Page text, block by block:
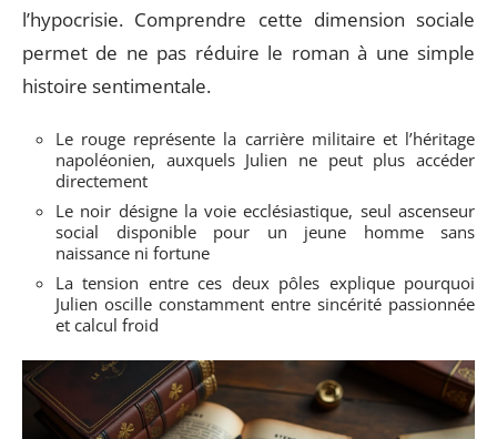
l’hypocrisie. Comprendre cette dimension sociale
permet de ne pas réduire le roman à une simple
histoire sentimentale.
Le rouge représente la carrière militaire et l’héritage
napoléonien, auxquels Julien ne peut plus accéder
directement
Le noir désigne la voie ecclésiastique, seul ascenseur
social disponible pour un jeune homme sans
naissance ni fortune
La tension entre ces deux pôles explique pourquoi
Julien oscille constamment entre sincérité passionnée
et calcul froid